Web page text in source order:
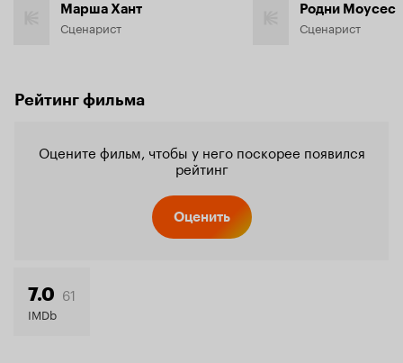
Марша Хант
Сценарист
Родни Моусес
Сценарист
Рейтинг фильма
Оцените фильм, чтобы у него поскорее появился
рейтинг
Оценить
7.0 61
IMDb